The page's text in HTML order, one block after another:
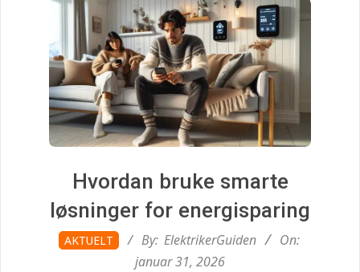
Hvordan bruke smarte
løsninger for energisparing
2026-
01-
AKTUELT By: ElektrikerGuiden
On:
januar 31, 2026